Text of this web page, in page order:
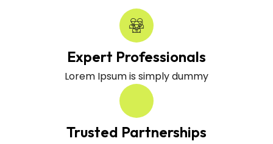
Expert Professionals
Lorem Ipsum is simply dummy
Trusted Partnerships